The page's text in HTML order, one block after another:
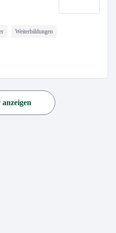
Weiterbildungen